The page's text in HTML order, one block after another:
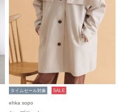
タイムセール対象 SALE
ehka sopo